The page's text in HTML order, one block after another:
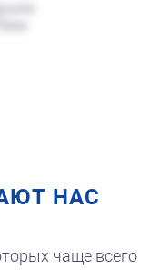
НАС
чаще всего